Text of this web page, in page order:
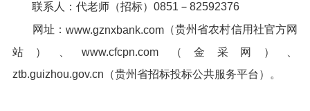
联系人：代老师（招标）0851－82592376
网址： www.gznxbank.com（贵州省农村信用社官方网
站）、www.cfcpn.com（金采网）、
ztb.guizhou.gov.cn（贵州省招标投标公共服务平台）。